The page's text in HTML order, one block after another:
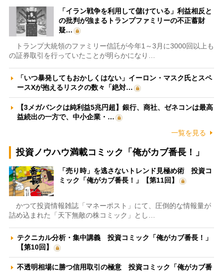
「イラン戦争を利用して儲けている」利益相反と
の批判が強まるトランプファミリーの不正蓄財
疑…
トランプ大統領のファミリー信託が今年1～3月に3000回以上も
の証券取引を行っていたことが明らかになり…
「いつ暴発してもおかしくはない」イーロン・マスク氏とスペ
ースXが抱えるリスクの数々「絶対…
【3メガバンクは純利益5兆円超】銀行、商社、ゼネコンは最高
益続出の一方で、中小企業・…
一覧を見る
投資ノウハウ満載コミック「俺がカブ番長！」
「売り時」を逃さないトレンド見極め術 投資コ
ミック「俺がカブ番長！」【第11回】
かつて投資情報雑誌「マネーポスト」にて、圧倒的な情報量が
詰め込まれた「天下無敵の株コミック」とし…
テクニカル分析・集中講義 投資コミック「俺がカブ番長！」
【第10回】
不透明相場に勝つ信用取引の極意 投資コミック「俺がカブ番